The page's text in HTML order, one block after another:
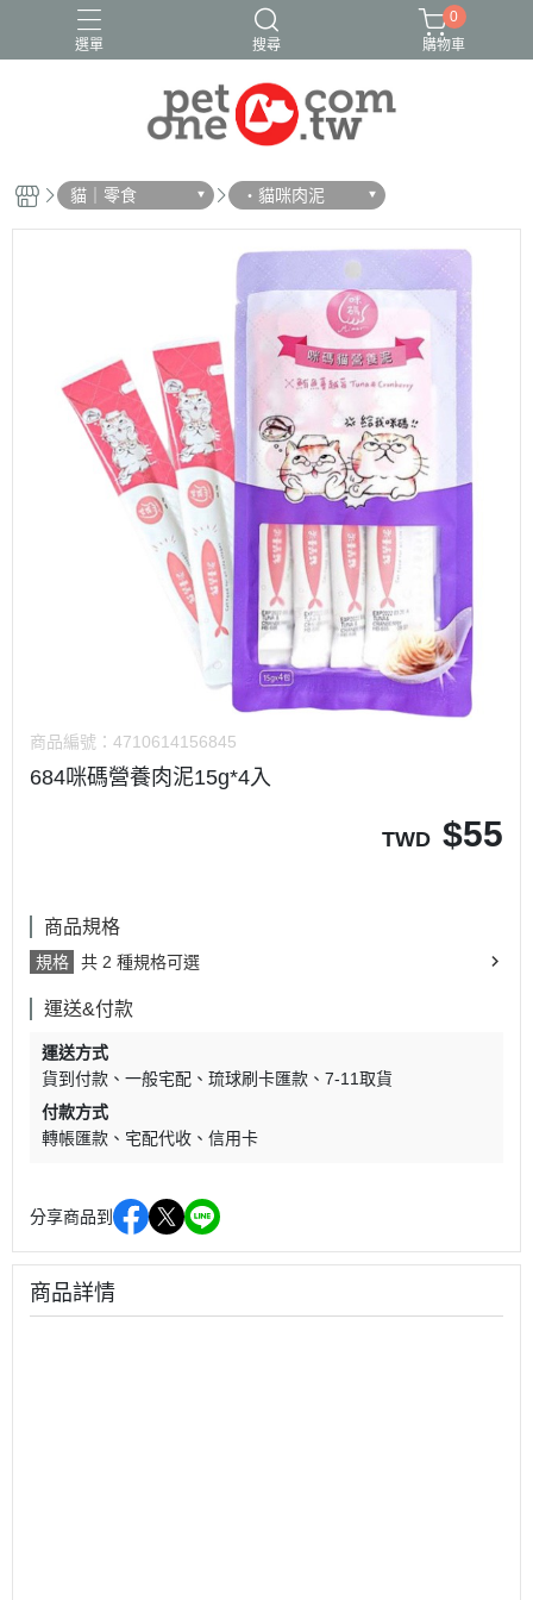
選單 搜尋
0
購物車
貓｜零食 ・貓咪肉泥
商品編號： 4710614156845
684咪碼營養肉泥15g*4入
TWD $55
商品規格
規格 共 2 種規格可選
運送&付款
運送方式
貨到付款
一般宅配 琉球刷卡匯款
7-11取貨
付款方式
轉帳匯款
宅配代收 信用卡
分享商品到
商品詳情